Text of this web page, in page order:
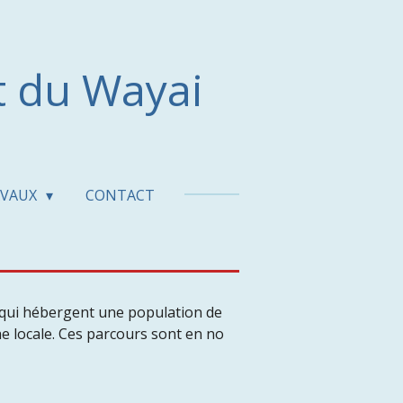
du Wayai
CONTACT
hébergent une population de
locale. Ces parcours sont en no